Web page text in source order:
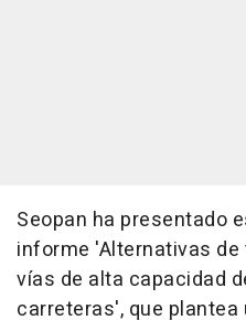
Seopan ha presentado
informe 'Alternativas
vías de alta capacidad
carreteras', que plantea